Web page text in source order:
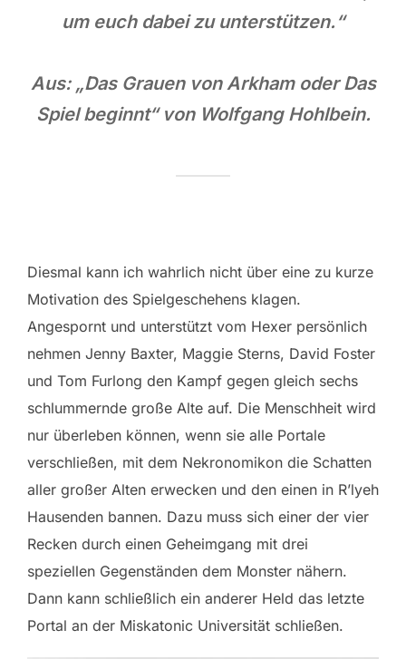
um euch dabei zu unterstützen.“
Aus: „Das Grauen von Arkham oder Das
Spiel beginnt“ von Wolfgang Hohlbein.
Diesmal kann ich wahrlich nicht über eine zu kurze
Motivation des Spielgeschehens klagen.
Angespornt und unterstützt vom Hexer persönlich
nehmen Jenny Baxter, Maggie Sterns, David Foster
und Tom Furlong den Kampf gegen gleich sechs
schlummernde große Alte auf. Die Menschheit wird
nur überleben können, wenn sie alle Portale
verschließen, mit dem Nekronomikon die Schatten
aller großer Alten erwecken und den einen in R’lyeh
Hausenden bannen. Dazu muss sich einer der vier
Recken durch einen Geheimgang mit drei
speziellen Gegenständen dem Monster nähern.
Dann kann schließlich ein anderer Held das letzte
Portal an der Miskatonic Universität schließen.